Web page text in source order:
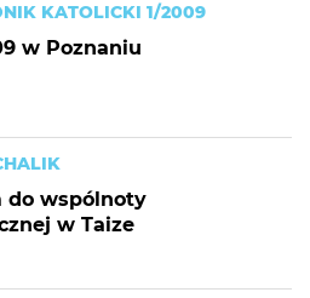
KATOLICKI 1/2009
w Poznaniu
do wspólnoty
w Taize